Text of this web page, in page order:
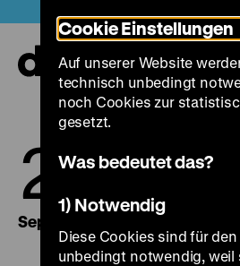
zum
Seiteninhalt
springen
26.
September 2018
Cookie Einstellungen
Auf unserer Website
technisch unbedingt
noch Cookies zur
gesetzt.
Was bedeutet das?
1) Notwendig
Diese Cookies sind für
unbedingt notwendig, weil